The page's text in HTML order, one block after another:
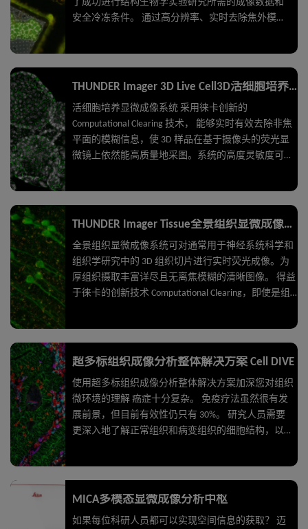
了成功进行结构生物学实验研究所需的成像数据和
安全冷冻条件。 通过高分辨率、实时去除焦外模糊
THUNDER Imager 3D Live Cell3D活细胞培养显微成像系统
活细胞培养显微成像系统 采用徕卡创新的
Computational Clearing 技术， 能够实时有效去除非焦
平面的模糊信息，使 3D 样品在基于摄像头的荧光显
微镜上依然能高质量地采图。系统的高度灵敏度可确
先进 3D 细胞培养试验的解决方案，无论您想要研究
的是干细胞、球状细胞团或是类器官。
THUNDER Imager Tissue全景组织显微成像系统
全景组织显微成像系统可对通常用于神经系统科学和
组织学研究中的 3D 组织切片进行实时荧光成像。为
厚组织摄取丰富详尽且无离焦模糊的清晰图像。 得益
于徕卡的创新技术 Computational Clearing，即使是组
片，也能实现高画质，并同时具备宽场显微镜声名远
扬的速度、荧光效率和易用性。
超多标组织成像分析整体解决方案 Cell DIVE
使用超多标组织成像分析整体解决方案加深您对组织
微环境的理解 癌症十分复杂。 免疫疗法虽然很有发
展前景，但目前有效性仍只有 30%。 研究人员需要
更深入地了解正常组织和病变组织的细胞结构，以开
标志物的最新技术。 研究层面从回答“是否为癌症？”
的问题到能够根据细胞类型、生物标志物特点和个体
MICA多模态显微成像分析中枢
如果每位科研人员都可以实现空间信息的获取？ 迈